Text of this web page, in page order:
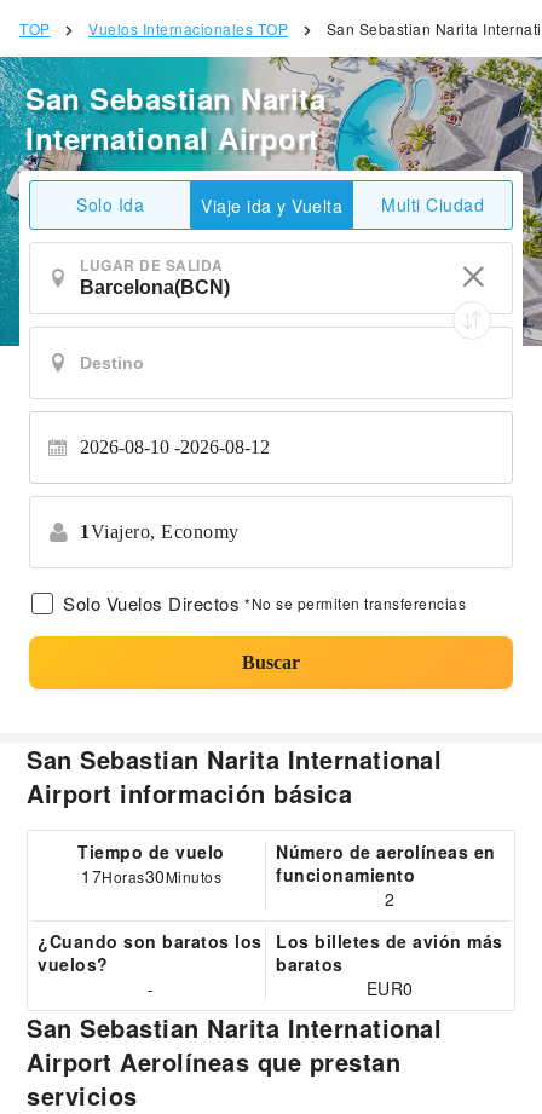
TOP Vuelos Internacionales TOP San Sebastian Narita
San Sebastian Narita
International Airport
Solo Ida Viaje ida y Vuelta Multi Ciudad
LUGAR DE SALIDA
2026-08-10 2026-08-12
1Viajero, Economy
Solo Vuelos Directos *No se permiten transferencias
Buscar
San Sebastian Narita International
Airport información básica
Tiempo de vuelo
17Horas30Minutos
Número de aerolíneas en
funcionamiento
2
¿Cuando son baratos los
vuelos?
-
Los billetes de avión más
baratos
EUR0
San Sebastian Narita International
Airport Aerolíneas que prestan
servicios